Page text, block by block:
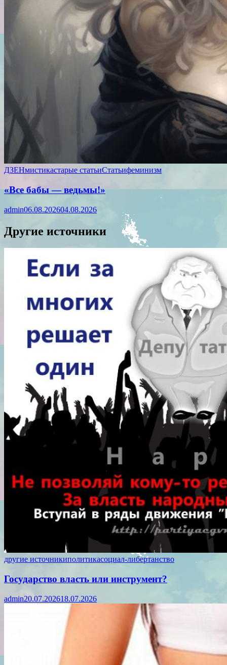
ДЗЕНмистикастарые статьиСтатьифеминизм
«Все бабы — ведьмы!»
admin06.08.202604.08.2026
Другие источники
другие источникиполитикасоциал-либертанство
Государство власть или инструмент?
admin20.07.202618.07.2026